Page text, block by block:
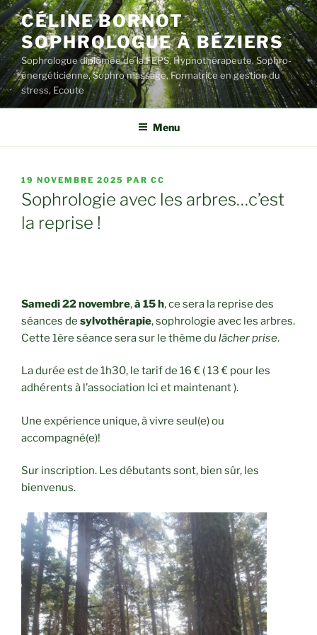
Aller
au
contenu
principal
CÉLINE BORNOT
SOPHROLOGUE À BÉZIERS
Sophrologue diplômée de la FEPS, Hypnothérapeute, Sophro-
énergéticienne, Sophro massage, Formatrice en gestion du
stress, Ecoute
Menu
PUBLIÉ
LE
19 NOVEMBRE 2025 PAR CC
Sophrologie avec les arbres…c’est
la reprise !
Samedi 22 novembre,à 15 h, ce sera la reprise des
séances de sylvothérapie, sophrologie avec les arbres.
Cette 1ère séance sera sur le thème du lâcher prise.
La durée est de 1h30, le tarif de 16 € ( 13 € pour les
adhérents à l’association Ici et maintenant ).
Une expérience unique, à vivre seul(e) ou
accompagné(e)!
Sur inscription. Les débutants sont, bien sûr, les
bienvenus.